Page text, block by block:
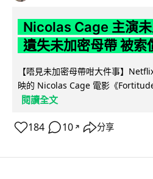
Nicolas Cage 主演
遺失未加密母帶 被索
【唔見未加密母帶咁大件事】
映的 Nicolas Cage 電影《
閱讀全文
184 10 ↗ 分享